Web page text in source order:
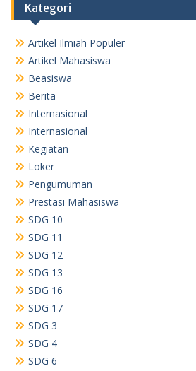
Kategori
Artikel Ilmiah Populer
Artikel Mahasiswa
Beasiswa
Berita
Internasional
Internasional
Kegiatan
Loker
Pengumuman
Prestasi Mahasiswa
SDG 10
SDG 11
SDG 12
SDG 13
SDG 16
SDG 17
SDG 3
SDG 4
SDG 6